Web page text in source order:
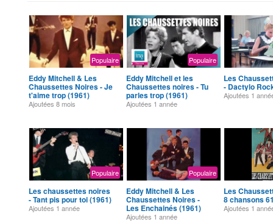
Populaire
Eddy Mitchell & Les
Chaussettes Noires - Je
t'aime trop (1961)
Ajoutées 8 mois
Populaire
Eddy Mitchell et les
Chaussettes noires - Tu
parles trop (1961)
Ajoutées 1 année
Les
- Dactylo
Ajoutées 1
Populaire
Les chaussettes noires
- Tant pis pour toi (1961)
Ajoutées 1 année
Populaire
Eddy Mitchell & Les
Chaussettes Noires -
Les Enchainés (1961)
Ajoutées 1 année
Les
8 chansons
Ajoutées 1